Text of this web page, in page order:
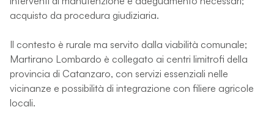
acquisto da procedura giudiziaria.
Il contesto è rurale ma servito dalla viabilità comunale;
Martirano Lombardo è collegato ai centri limitrofi della
provincia di Catanzaro, con servizi essenziali nelle
vicinanze e possibilità di integrazione con filiere agricole
locali.